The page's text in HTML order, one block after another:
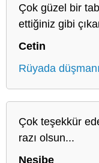
Çok güzel bir
ettiğiniz gibi
Cetin
Rüyada
Çok teşekkür
razı olsun...
Nesibe